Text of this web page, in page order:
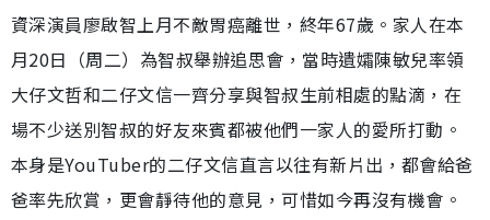
資深演員廖啟智上月不敵胃癌離世，終年67歲。家人在本
月20日（周二）為智叔舉辦追思會，當時遺孀陳敏兒率領
大仔文哲和二仔文信一齊分享與智叔生前相處的點滴，在
場不少送別智叔的好友來賓都被他們一家人的愛所打動。
本身是YouTuber的二仔文信直言以往有新片出，都會給爸
爸率先欣賞，更會靜待他的意見，可惜如今再沒有機會。